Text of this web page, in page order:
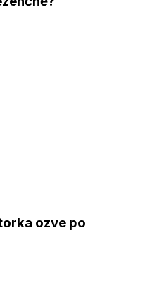
ozve po